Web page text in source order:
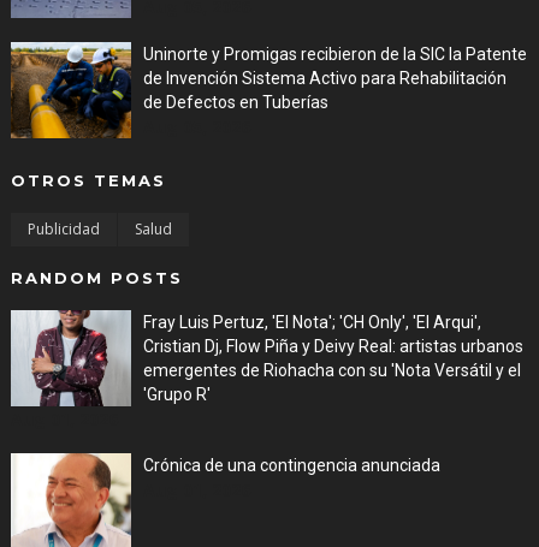
Uninorte y Promigas recibieron de la SIC la Patente
de Invención Sistema Activo para Rehabilitación
de Defectos en Tuberías
OTROS TEMAS
Publicidad Salud
RANDOM POSTS
Fray Luis Pertuz, 'El Nota'; 'CH Only', 'El Arqui',
Cristian Dj, Flow Piña y Deivy Real: artistas urbanos
emergentes de Riohacha con su 'Nota Versátil y el
'Grupo R'
Crónica de una contingencia anunciada